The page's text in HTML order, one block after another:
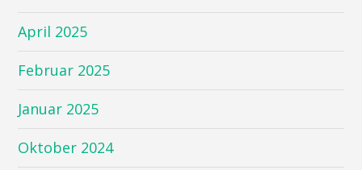
April 2025
Februar 2025
Januar 2025
Oktober 2024